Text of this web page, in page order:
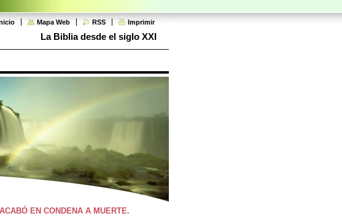
Mapa Web RSS Imprimir
La Biblia desde el siglo XXI
EN CONDENA A MUERTE.